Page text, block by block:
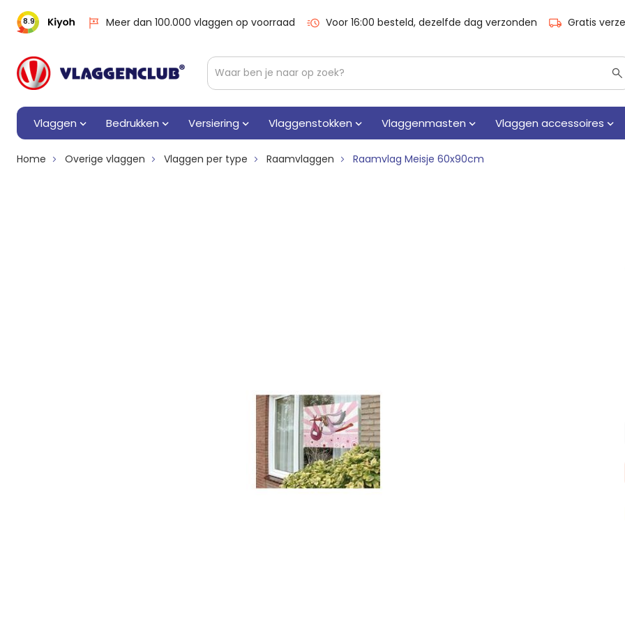
8.9 Meer dan 100.000 vlaggen op voorraad Voor 16:00 besteld, dezelfde dag verzonden Gratis
Vlaggen Bedrukken Versiering Vlaggenstokken Vlaggenmasten Vlaggen accessoires
Home Overige vlaggen Vlaggen per type Raamvlaggen Raamvlag Meisje 60x90cm